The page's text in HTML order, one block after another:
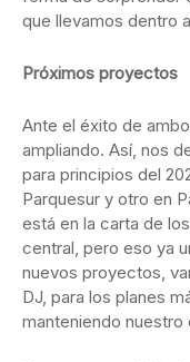
que llevamos dentro
Próximos proyectos
Ante el éxito de
ampliando. Así, nos
para principios del
Parquesur y otro en
está en la carta de
central, pero eso ya
nuevos proyectos,
DJ, para los planes
manteniendo